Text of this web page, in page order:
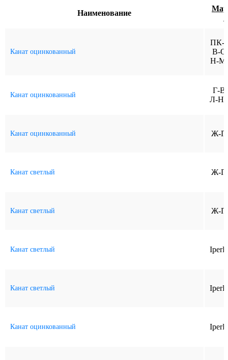
Наименование
Канат оцинкованный
ПК-
В-
Н-
Канат оцинкованный
Г-
Л-Н-
Канат оцинкованный Ж-
Канат светлый Ж-
Канат светлый Ж-
Канат светлый
Канат светлый
Канат оцинкованный